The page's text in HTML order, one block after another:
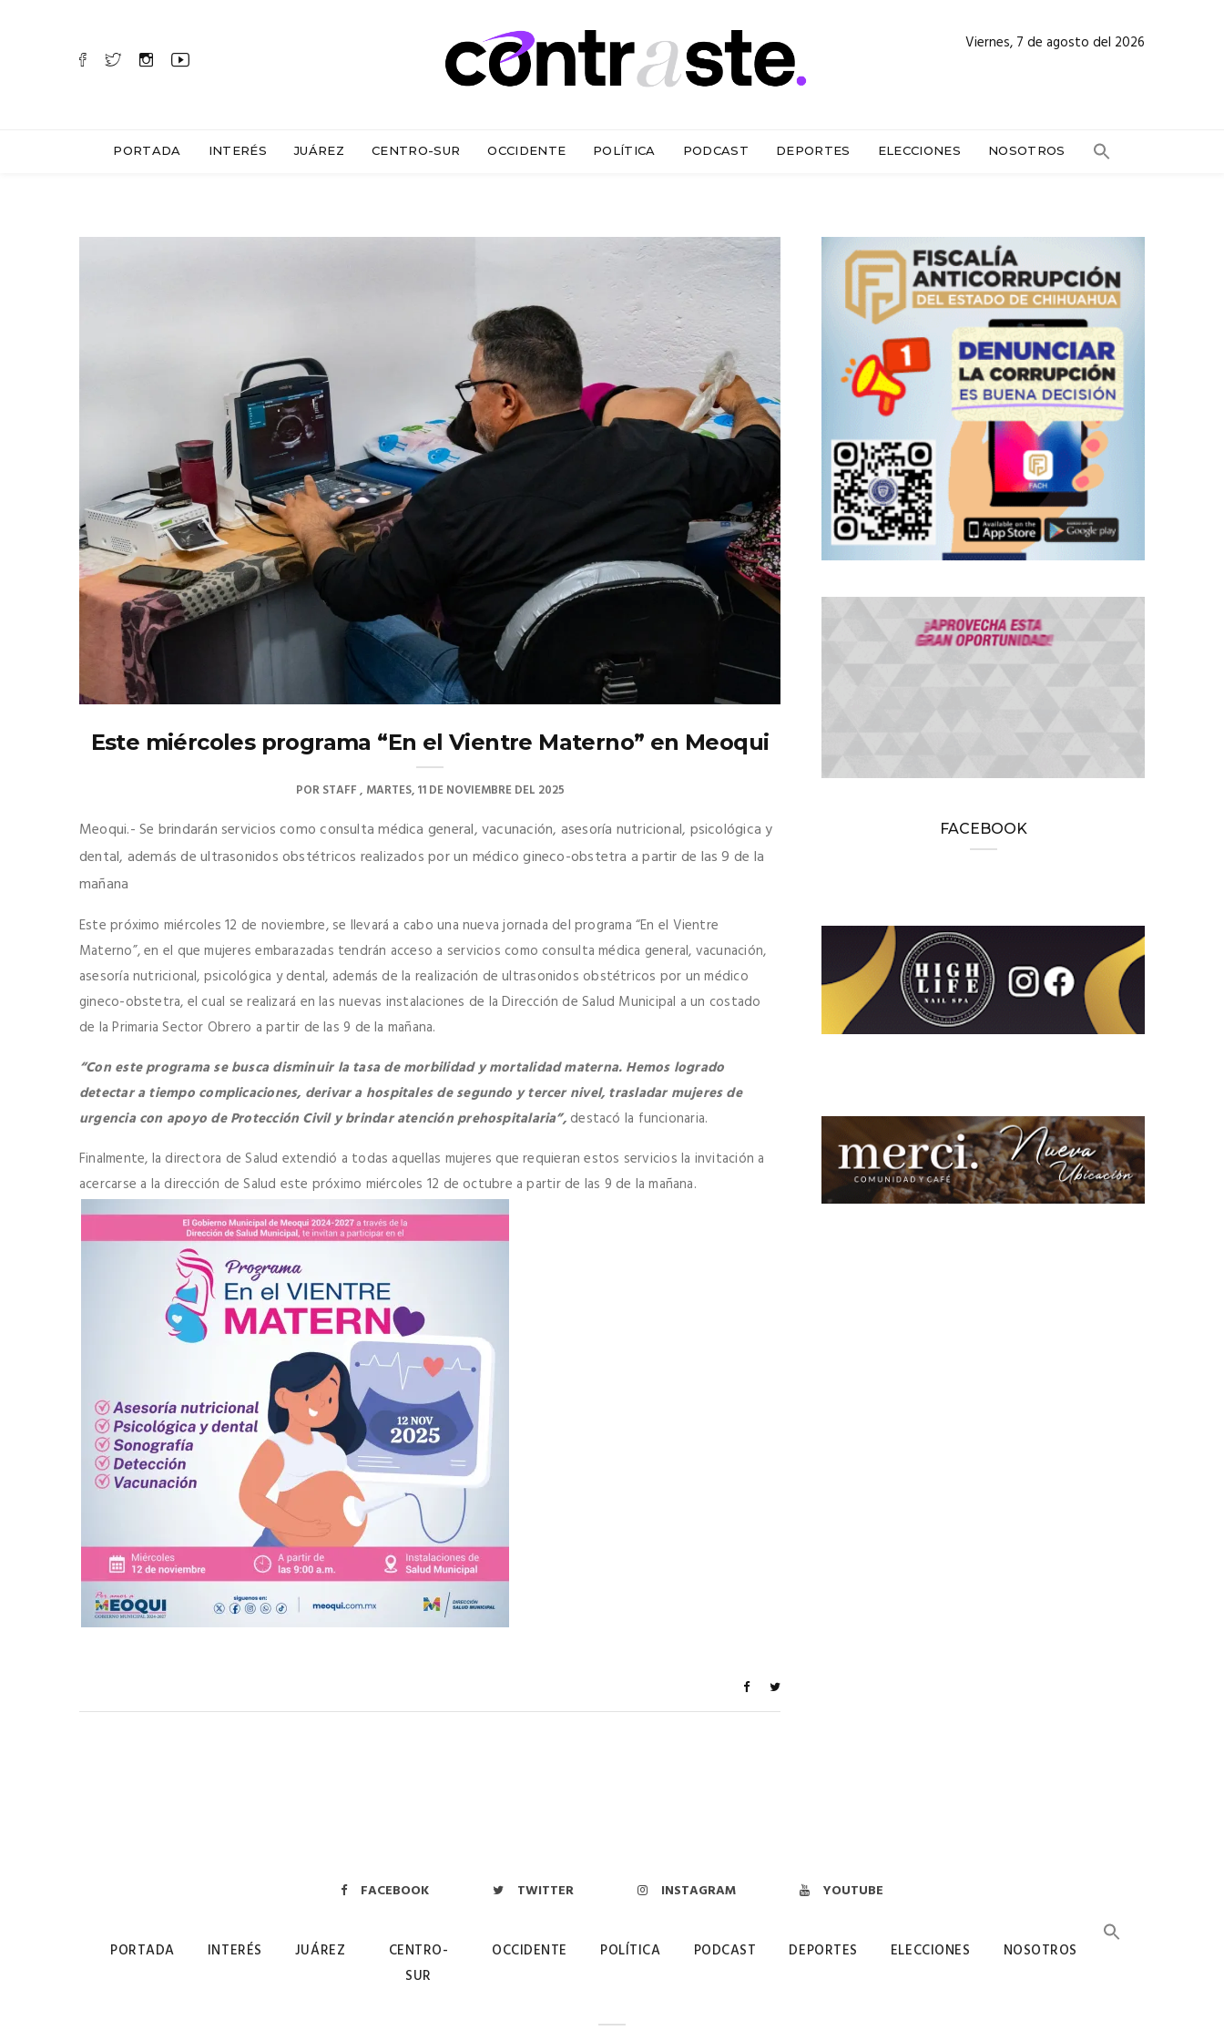
Viernes, 7 de agosto del 2026
PORTADA INTERÉS JUÁREZ CENTRO-SUR OCCIDENTE POLÍTICA PODCAST DEPORTES ELECCIONES NOSOTROS
Este miércoles programa “En el Vientre Materno” en Meoqui
PORSTAFF MARTES, 11 DE NOVIEMBRE DEL 2025
Meoqui.- Se brindarán servicios como consulta médica general, vacunación, asesoría nutricional, psicológica y
dental, además de ultrasonidos obstétricos realizados por un médico gineco-obstetra a partir de las 9 de la
mañana
Este próximo miércoles 12 de noviembre, se llevará a cabo una nueva jornada del programa “En el Vientre
Materno”, en el que mujeres embarazadas tendrán acceso a servicios como consulta médica general, vacunación,
asesoría nutricional, psicológica y dental, además de la realización de ultrasonidos obstétricos por un médico
gineco-obstetra, el cual se realizará en las nuevas instalaciones de la Dirección de Salud Municipal a un costado
de la Primaria Sector Obrero a partir de las 9 de la mañana.
“Con este programa se busca disminuir la tasa de morbilidad y mortalidad materna. Hemos logrado
detectar a tiempo complicaciones, derivar a hospitales de segundo y tercer nivel, trasladar mujeres de
urgencia con apoyo de Protección Civil y brindar atención prehospitalaria”,destacó la funcionaria.
Finalmente, la directora de Salud extendió a todas aquellas mujeres que requieran estos servicios la invitación a
acercarse a la dirección de Salud este próximo miércoles 12 de octubre a partir de las 9 de la mañana.
FACEBOOK
FACEBOOK TWITTER INSTAGRAM YOUTUBE
PORTADA INTERÉS JUÁREZ
CENTRO-
SUR
OCCIDENTE POLÍTICA PODCAST DEPORTES ELECCIONES NOSOTROS